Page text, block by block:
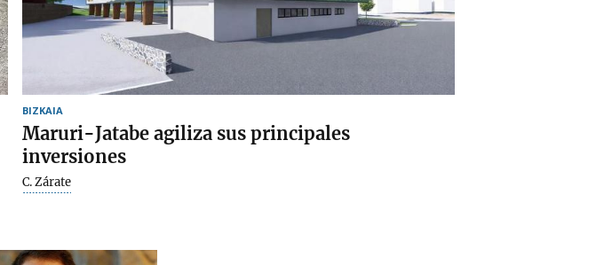
BIZKAIA
Maruri-Jatabe agiliza sus principales
inversiones
C. Zárate